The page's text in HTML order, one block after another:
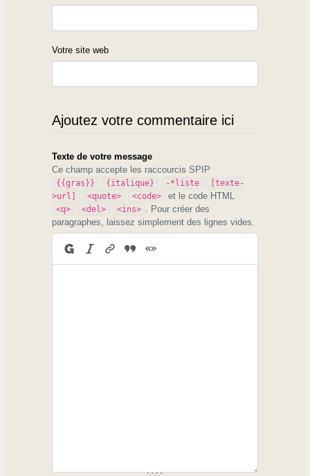
Votre site web
Ajoutez votre commentaire ici
Texte de votre message
Ce champ accepte les raccourcis SPIP
{{gras}} {italique} -*liste
[texte-
>url]
<quote> <code> et le code HTML
<q> <del> <ins>
. Pour créer des
paragraphes, laissez simplement des lignes vides.